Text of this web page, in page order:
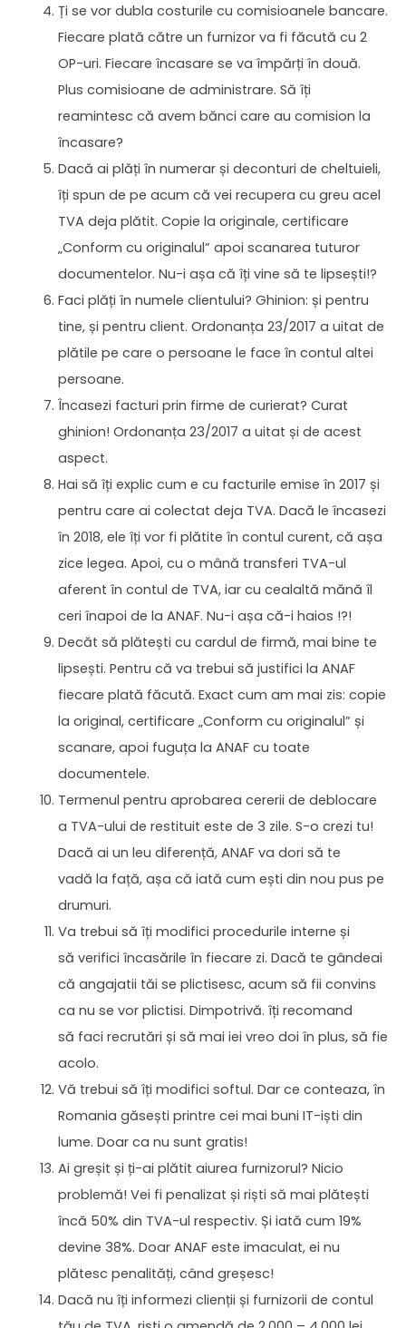
Ți se vor dubla costurile cu comisioanele bancare.
Fiecare plată către un furnizor va fi făcută cu 2
OP-uri. Fiecare încasare se va împărți în două.
Plus comisioane de administrare. Să îți
reamintesc că avem bănci care au comision la
încasare?
Dacă ai plăți în numerar și deconturi de cheltuieli,
îți spun de pe acum că vei recupera cu greu acel
TVA deja plătit. Copie la originale, certificare
„Conform cu originalul” apoi scanarea tuturor
documentelor. Nu-i așa că îți vine să te lipsești!?
Faci plăți în numele clientului? Ghinion: și pentru
tine, și pentru client. Ordonanța 23/2017 a uitat de
plătile pe care o persoane le face în contul altei
persoane.
Încasezi facturi prin firme de curierat? Curat
ghinion! Ordonanța 23/2017 a uitat și de acest
aspect.
Hai să îți explic cum e cu facturile emise în 2017 și
pentru care ai colectat deja TVA. Dacă le încasezi
în 2018, ele îți vor fi plătite în contul curent, că așa
zice legea. Apoi, cu o mână transferi TVA-ul
aferent în contul de TVA, iar cu cealaltă mănă îl
ceri înapoi de la ANAF. Nu-i așa că-i haios !?!
Decăt să plătești cu cardul de firmă, mai bine te
lipsești. Pentru că va trebui să justifici la ANAF
fiecare plată făcută. Exact cum am mai zis: copie
la original, certificare „Conform cu originalul” și
scanare, apoi fuguța la ANAF cu toate
documentele.
Termenul pentru aprobarea cererii de deblocare
a TVA-ului de restituit este de 3 zile. S-o crezi tu!
Dacă ai un leu diferență, ANAF va dori să te
vadă la față, așa că iată cum ești din nou pus pe
drumuri.
Va trebui să îți modifici procedurile interne și
să verifici încasările în fiecare zi. Dacă te gândeai
că angajatii tăi se plictisesc, acum să fii convins
ca nu se vor plictisi. Dimpotrivă. îți recomand
să faci recrutări și să mai iei vreo doi în plus, să fie
acolo.
Vă trebui să îți modifici softul. Dar ce conteaza, în
Romania găsești printre cei mai buni IT-iști din
lume. Doar ca nu sunt gratis!
Ai greșit și ți-ai plătit aiurea furnizorul? Nicio
problemă! Vei fi penalizat și riști să mai plătești
încă 50% din TVA-ul respectiv. Și iată cum 19%
devine 38%. Doar ANAF este imaculat, ei nu
plătesc penalități, când greșesc!
Dacă nu îți informezi clienții și furnizorii de contul